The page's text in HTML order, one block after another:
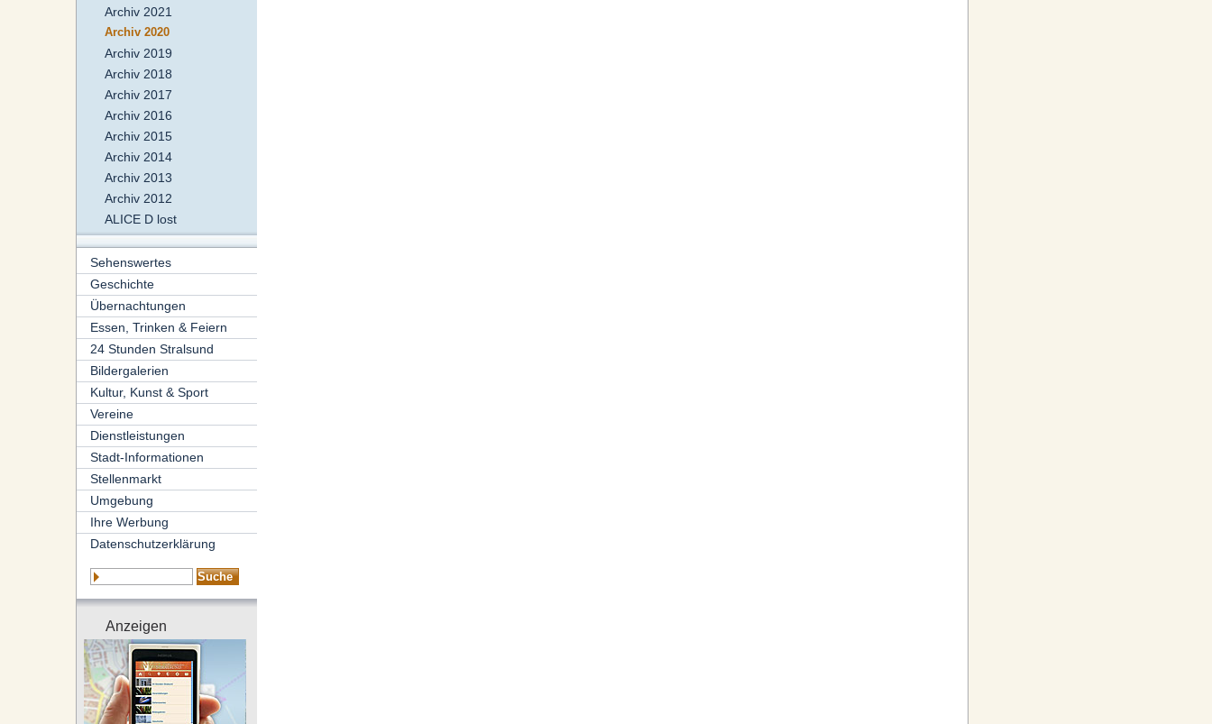
Archiv 2021
Archiv 2020
Archiv 2019
Archiv 2018
Archiv 2017
Archiv 2016
Archiv 2015
Archiv 2014
Archiv 2013
Archiv 2012
ALICE D lost
Sehenswertes
Geschichte
Übernachtungen
Essen, Trinken & Feiern
24 Stunden Stralsund
Bildergalerien
Kultur, Kunst & Sport
Vereine
Dienstleistungen
Stadt-Informationen
Stellenmarkt
Umgebung
Ihre Werbung
Datenschutzerklärung
Anzeigen